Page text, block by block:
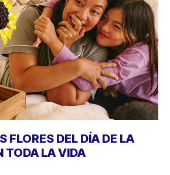
FLORES DEL DÍA DE LA
TODA LA VIDA